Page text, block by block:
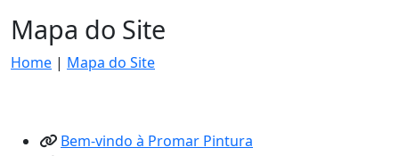
Mapa do Site
Home | Mapa do Site
Bem-vindo à Promar Pintura